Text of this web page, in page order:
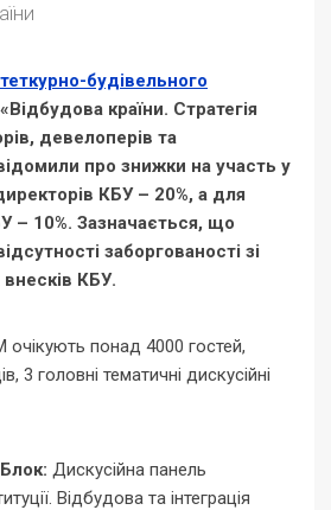
курно-будівельного
«Відбудова країни. Стратегія
девелоперів та
про знижки на участь у
КБУ – 20%, а для
– 10%. Зазначається, що
заборгованості зі
КБУ.
очікують понад 4000 гостей,
3 головні тематичні дискусійні
Дискусійна панель
Відбудова та інтеграція